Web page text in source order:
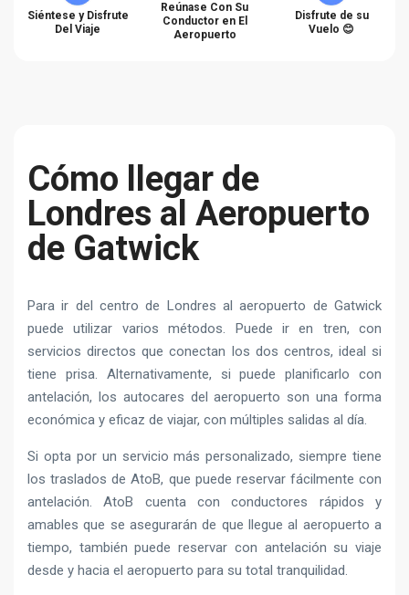
Siéntese y Disfrute
Del Viaje
Reúnase Con Su
Conductor en El
Aeropuerto
Disfrute de su
Vuelo 😊
Cómo llegar de
Londres al Аeropuerto
de Gatwick
Para ir del centro de Londres al aeropuerto de Gatwick
puede utilizar varios métodos. Puede ir en tren, con
servicios directos que conectan los dos centros, ideal si
tiene prisa. Alternativamente, si puede planificarlo con
antelación, los autocares del aeropuerto son una forma
económica y eficaz de viajar, con múltiples salidas al día.
Si opta por un servicio más personalizado, siempre tiene
los traslados de AtoB, que puede reservar fácilmente con
antelación. AtoB cuenta con conductores rápidos y
amables que se asegurarán de que llegue al aeropuerto a
tiempo, también puede reservar con antelación su viaje
desde y hacia el aeropuerto para su total tranquilidad.